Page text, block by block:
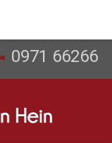
0971 66266